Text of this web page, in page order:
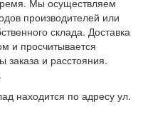
Мы осуществляем
производителей или
склада. Доставка
и просчитывается
заказа и расстояния.
находится по адресу ул.